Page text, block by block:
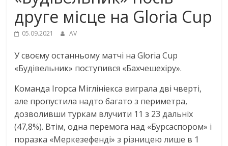
друге місце на Gloria Cup
05.09.2021 AV
У своєму останньому матчі на Gloria Cup
«Будівельник» поступився «Бахчешехіру».
Команда Ігорса Міглініекса виграла дві чверті,
але пропустила надто багато з периметра,
дозволивши туркам влучити 11 з 23 дальніх
(47,8%). Втім, одна перемога над «Бурсаспором» і
поразка «Меркезефенді» з різницею лише в 1